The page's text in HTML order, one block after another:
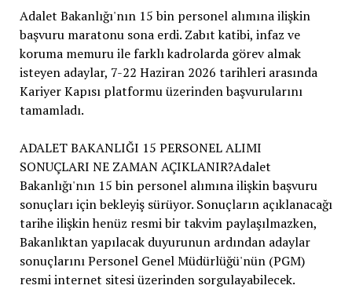
Adalet Bakanlığı'nın 15 bin personel alımına ilişkin
başvuru maratonu sona erdi. Zabıt katibi, infaz ve
koruma memuru ile farklı kadrolarda görev almak
isteyen adaylar, 7-22 Haziran 2026 tarihleri arasında
Kariyer Kapısı platformu üzerinden başvurularını
tamamladı.
ADALET BAKANLIĞI 15 PERSONEL ALIMI
SONUÇLARI NE ZAMAN AÇIKLANIR?Adalet
Bakanlığı'nın 15 bin personel alımına ilişkin başvuru
sonuçları için bekleyiş sürüyor. Sonuçların açıklanacağı
tarihe ilişkin henüz resmi bir takvim paylaşılmazken,
Bakanlıktan yapılacak duyurunun ardından adaylar
sonuçlarını Personel Genel Müdürlüğü'nün (PGM)
resmi internet sitesi üzerinden sorgulayabilecek.